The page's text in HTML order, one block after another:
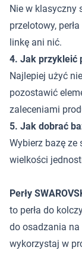
Nie w klasyczny
przelotowy,
linkę ani nić.
4. Jak przykleić
Najlepiej użyć
pozostawić
zaleceniami
5. Jak dobrać
Wybierz bazę
wielkości
Perły
to perła do
do osadzania na
wykorzystaj w